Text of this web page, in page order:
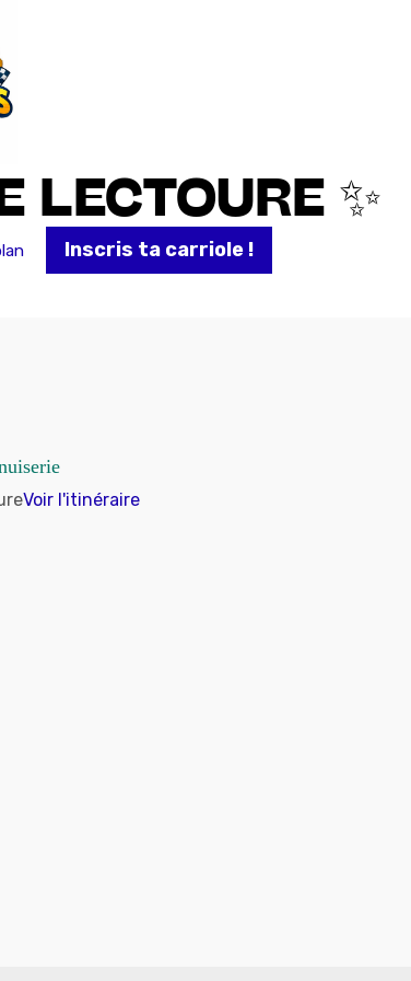
LECTOURE ✨
Inscris ta carriole !
Voir l'itinéraire